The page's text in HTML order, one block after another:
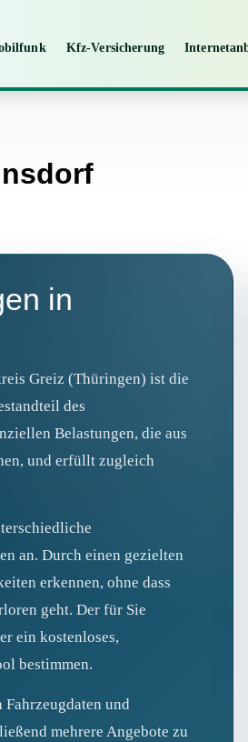
Kfz-Versicherung
in
Greiz (Thüringen) ist die
des
Belastungen, die aus
und erfüllt zugleich
an. Durch einen gezielten
erkennen, ohne dass
geht. Der für Sie
ein kostenloses,
bestimmen.
und
mehrere Angebote zu